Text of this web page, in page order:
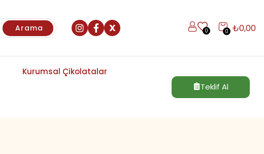
Arama X 0 ₺0,00
0
Kurumsal Çikolatalar
Teklif Al